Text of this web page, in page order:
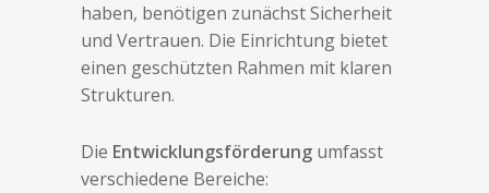
haben, benötigen zunächst Sicherheit
und Vertrauen. Die Einrichtung bietet
einen geschützten Rahmen mit klaren
Strukturen.
Die Entwicklungsförderung umfasst
verschiedene Bereiche: